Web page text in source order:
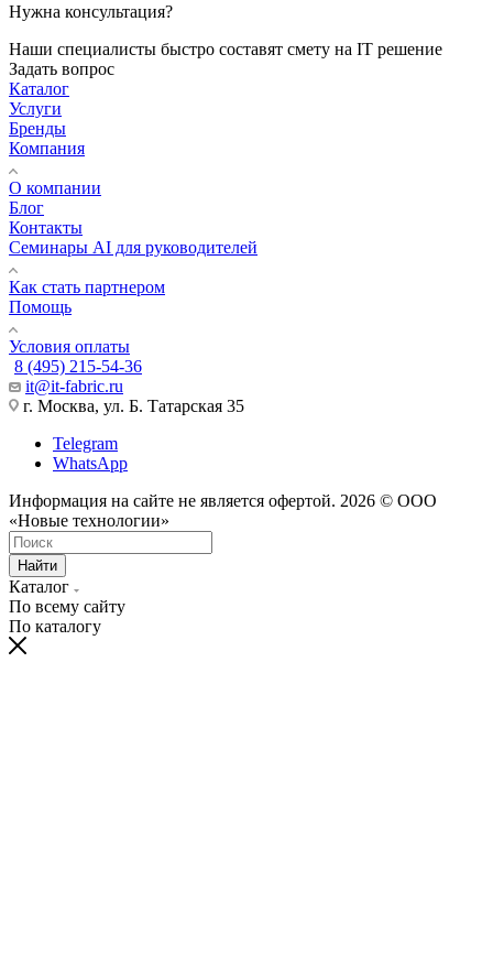
Нужна консультация?
Наши специалисты быстро составят смету на IT решение
Задать вопрос
Каталог
Услуги
Бренды
Компания
О компании
Блог
Контакты
Семинары AI для руководителей
Как стать партнером
Помощь
Условия оплаты
8 (495) 215-54-36
it@it-fabric.ru
г. Москва, ул. Б. Татарская 35
Telegram
WhatsApp
Информация на сайте не является офертой. 2026 © ООО
«Новые технологии»
Найти
Каталог
По всему сайту
По каталогу